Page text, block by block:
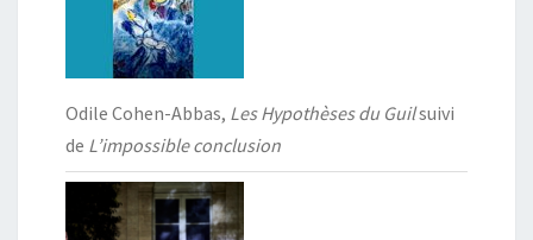
Odile Cohen-Abbas, Les Hypothèses du Guilsuivi
de L’impossible conclusion